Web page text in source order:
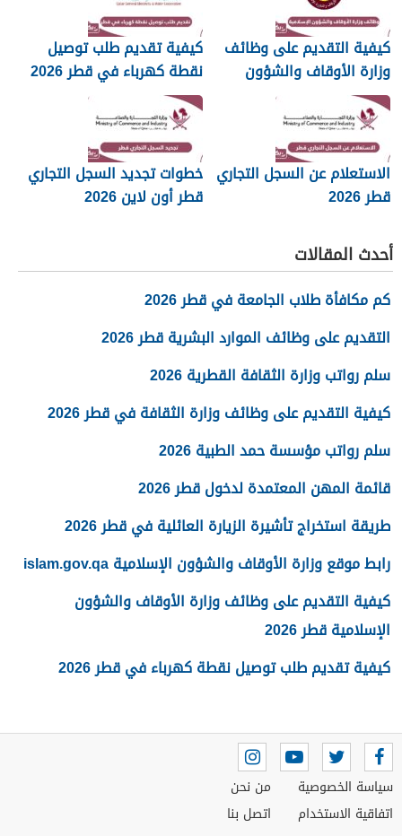
كيفية التقديم على وظائف
وزارة الأوقاف والشؤون
الإسلامية قطر 2026
كيفية تقديم طلب توصيل
نقطة كهرباء في قطر 2026
الاستعلام عن السجل التجاري
قطر 2026
خطوات تجديد السجل التجاري
قطر أون لاين 2026
أحدث المقالات
كم مكافأة طلاب الجامعة في قطر 2026
التقديم على وظائف الموارد البشرية قطر 2026
سلم رواتب وزارة الثقافة القطرية 2026
كيفية التقديم على وظائف وزارة الثقافة في قطر 2026
سلم رواتب مؤسسة حمد الطبية 2026
قائمة المهن المعتمدة لدخول قطر 2026
طريقة استخراج تأشيرة الزيارة العائلية في قطر 2026
رابط موقع وزارة الأوقاف والشؤون الإسلامية islam.gov.qa
كيفية التقديم على وظائف وزارة الأوقاف والشؤون
الإسلامية قطر 2026
كيفية تقديم طلب توصيل نقطة كهرباء في قطر 2026
سياسة الخصوصية
اتفاقية الاستخدام
من نحن
اتصل بنا